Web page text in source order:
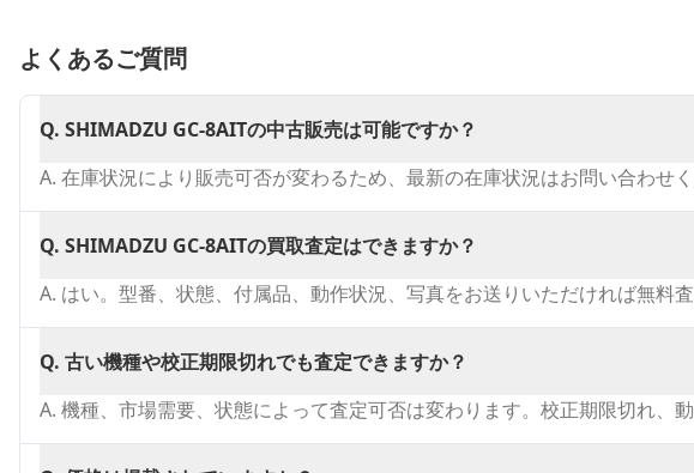
よくあるご質問
Q. SHIMADZU GC-8AITの中古販売は可能ですか？
A. 在庫状況により販売可否が変わるため、最新の在庫状況はお問い合わせく
Q. SHIMADZU GC-8AITの買取査定はできますか？
A. はい。型番、状態、付属品、動作状況、写真をお送りいただければ無料
Q. 古い機種や校正期限切れでも査定できますか？
A. 機種、市場需要、状態によって査定可否は変わります。校正期限切れ、